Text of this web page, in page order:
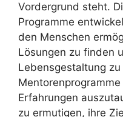
Vordergrund steht.
Programme
den Menschen
Lösungen zu finden
Lebensgestaltung
Erfahrungen
zu ermutigen, ihre